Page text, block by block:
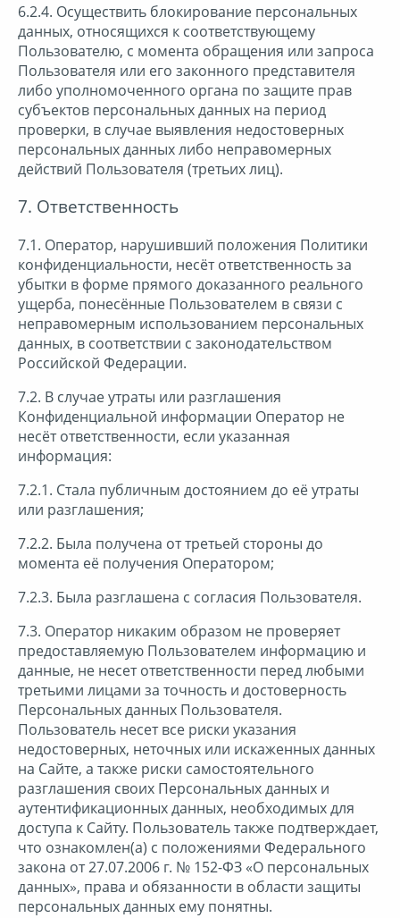
6.2.4. Осуществить блокирование персональных
данных, относящихся к соответствующему
Пользователю, с момента обращения или запроса
Пользователя или его законного представителя
либо уполномоченного органа по защите прав
субъектов персональных данных на период
проверки, в случае выявления недостоверных
персональных данных либо неправомерных
действий Пользователя (третьих лиц).
7. Ответственность
7.1. Оператор, нарушивший положения Политики
конфиденциальности, несёт ответственность за
убытки в форме прямого доказанного реального
ущерба, понесённые Пользователем в связи с
неправомерным использованием персональных
данных, в соответствии с законодательством
Российской Федерации.
7.2. В случае утраты или разглашения
Конфиденциальной информации Оператор не
несёт ответственности, если указанная
информация:
7.2.1. Стала публичным достоянием до её утраты
или разглашения;
7.2.2. Была получена от третьей стороны до
момента её получения Оператором;
7.2.3. Была разглашена с согласия Пользователя.
7.3. Оператор никаким образом не проверяет
предоставляемую Пользователем информацию и
данные, не несет ответственности перед любыми
третьими лицами за точность и достоверность
Персональных данных Пользователя.
Пользователь несет все риски указания
недостоверных, неточных или искаженных данных
на Сайте, а также риски самостоятельного
разглашения своих Персональных данных и
аутентификационных данных, необходимых для
доступа к Сайту. Пользователь также подтверждает,
что ознакомлен(а) с положениями Федерального
закона от 27.07.2006 г. № 152-ФЗ «О персональных
данных», права и обязанности в области защиты
персональных данных ему понятны.